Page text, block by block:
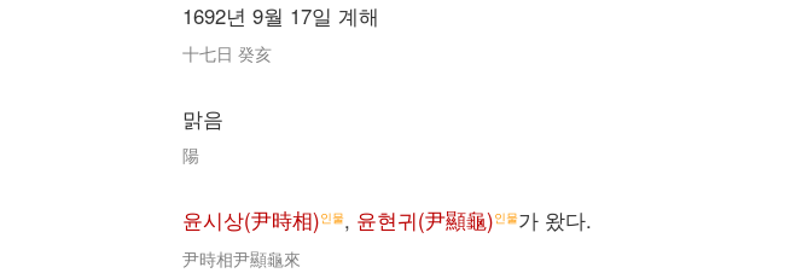
1692년 9월 17일 계해
十七日 癸亥
맑음
陽
윤시상(尹時相)인물, 윤현귀(尹顯龜)인물가 왔다.
尹時相尹顯龜來